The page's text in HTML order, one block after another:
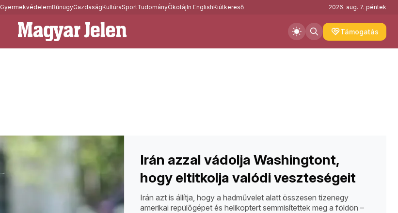
GyermekvédelemBűnügyGazdaságKultúraSportTudományÖkotájIn EnglishKiútkereső 2026. aug. 7. péntek
Támogatás
Irán azzal vádolja Washingtont,
hogy eltitkolja valódi veszteségeit
Irán azt is állítja, hogy a hadművelet alatt összesen tizenegy
amerikai repülőgépet és helikoptert semmisítettek meg a földön –